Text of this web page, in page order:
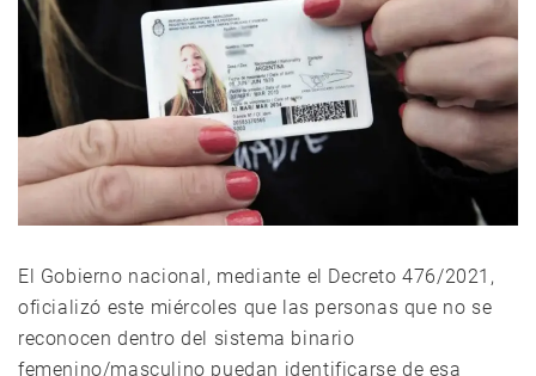
El Gobierno nacional, mediante el Decreto 476/2021,
oficializó este miércoles que las personas que no se
reconocen dentro del sistema binario
femenino/masculino puedan identificarse de esa